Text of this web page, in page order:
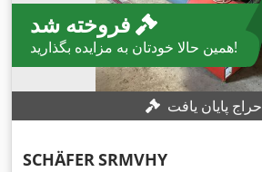
همین حالا خودتان به مزایده بگذارید!
حراج پایان یافت
SCHÄFERSRMVHY